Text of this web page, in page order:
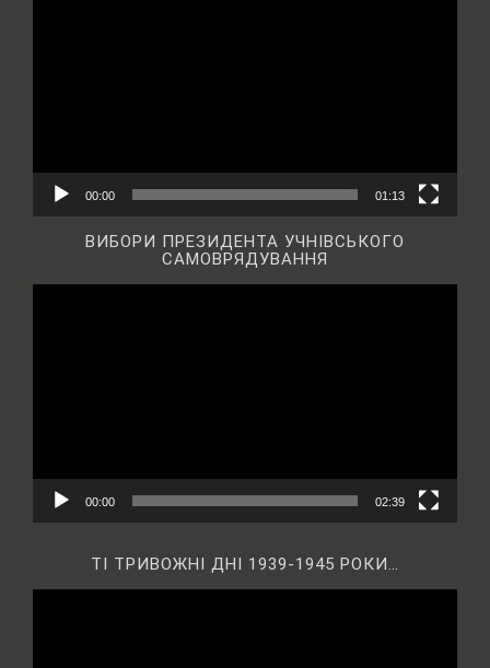
00:00 01:13
ВИБОРИ ПРЕЗИДЕНТА УЧНІВСЬКОГО
САМОВРЯДУВАННЯ
00:00 02:39
ТІ ТРИВОЖНІ ДНІ 1939-1945 РОКИ…